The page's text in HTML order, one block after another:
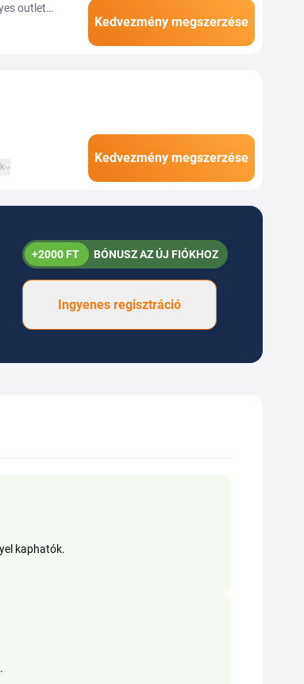
outlet
Kedvezmény megszerzése
Kedvezmény megszerzése
+2000 FT BÓNUSZ AZ ÚJ FIÓKHOZ
Ingyenes regisztráció
kaphatók.